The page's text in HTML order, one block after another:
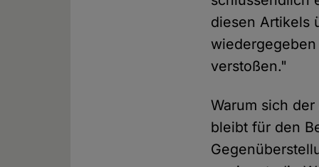
diesen Artikels
verstoßen."
Warum sich der
bleibt für den